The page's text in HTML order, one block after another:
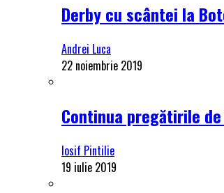
Derby cu scântei la
Andrei Luca
22 noiembrie 2019
Continua pregătirile
Iosif Pintilie
19 iulie 2019